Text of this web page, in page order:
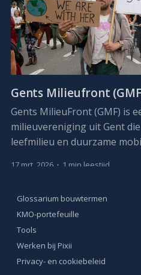
Gents Milieufront
Gents MilieuFront (GMF) is
milieuvereniging uit Gent
leefmilieu en duurzame
17 mrt. 2026 • 1 min leestijd
Glossarium bouwtermen
KMO-portefeuille
Tools
Werken bij Pixii
Privacy- en cookiebeleid